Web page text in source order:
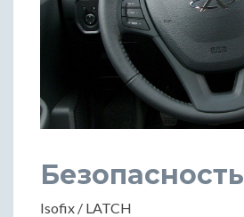
Безопасность
Isofix / LATCH